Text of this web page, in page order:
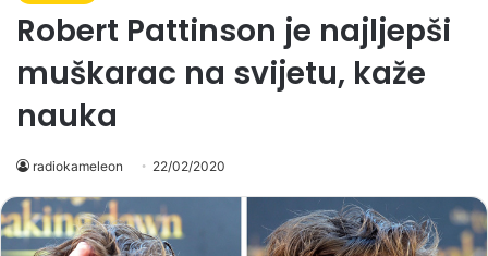
Robert Pattinson je najljepši
muškarac na svijetu, kaže
nauka
radiokameleon 22/02/2020